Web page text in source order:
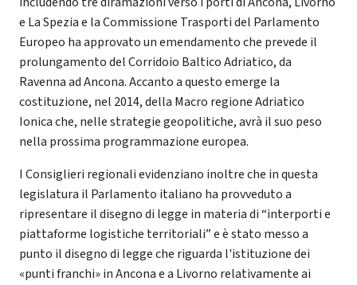
e La Spezia e la Commissione Trasporti del Parlamento
Europeo ha approvato un emendamento che prevede il
prolungamento del Corridoio Baltico Adriatico, da
Ravenna ad Ancona. Accanto a questo emerge la
costituzione, nel 2014, della Macro regione Adriatico
Ionica che, nelle strategie geopolitiche, avrà il suo peso
nella prossima programmazione europea.
I Consiglieri regionali evidenziano inoltre che in questa
legislatura il Parlamento italiano ha provveduto a
ripresentare il disegno di legge in materia di “interporti e
piattaforme logistiche territoriali” e è stato messo a
punto il disegno di legge che riguarda l'istituzione dei
«punti franchi» in Ancona e a Livorno relativamente ai